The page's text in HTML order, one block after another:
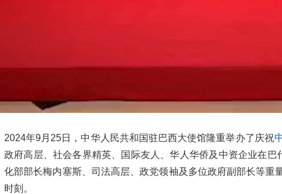
2024年9月25日，中华人民共和国驻巴西大使馆隆重举办了庆祝
政府高层、社会各界精英、国际友人、华人华侨及中资企业在
化部部长梅内塞斯、司法高层、政党领袖及多位政府副部长等重
时刻。